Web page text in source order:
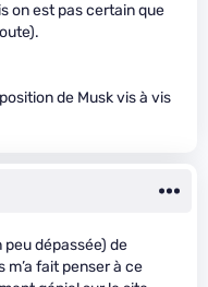
on est pas certain que
de Musk vis à vis
dépassée) de
fait penser à ce